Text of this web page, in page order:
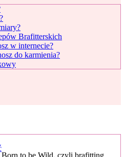
Brafitterskich
w internecie?
do karmienia?
Born to be Wild, czyli brafitting